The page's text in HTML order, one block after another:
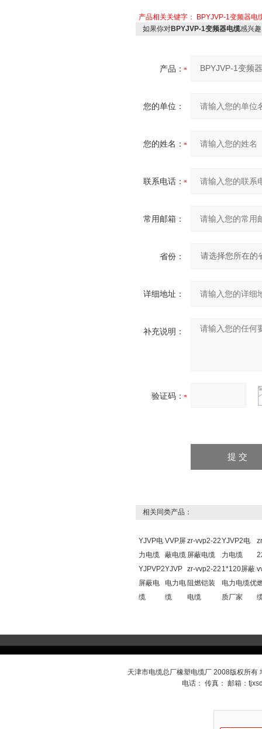
产品相关关键字：
BPYJVP-1变频器电
如果你对BPYJVP-1变频器电缆感兴
产品：
您的单位：
您的姓名：
联系电话：
常用邮箱：
省份：
详细地址：
补充说明：
验证码：
相关同类产品：
YJVP电
力电缆
YJPVP2
屏蔽电
缆
VVP屏
蔽电缆
YJVP
电力电
缆
zr-vvp2-22
屏蔽电缆
zr-vvp2-22
阻燃铠装
电缆
YJVP2电
力电缆
1*120屏蔽
电力电缆优
质厂家
天津市电缆总厂橡塑电缆厂 2008版权所有
电话： 传真： 邮箱：